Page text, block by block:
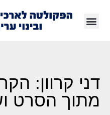
דני קרוון:
מתוך הסרט